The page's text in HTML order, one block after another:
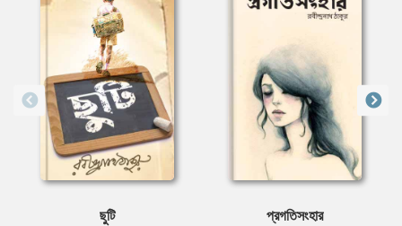
ছুটি প্রগতিসংহার